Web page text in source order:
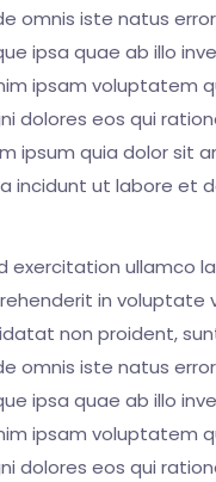
omnis iste natus
ipsa quae ab illo
ipsam voluptatem
dolores eos qui
ipsum quia dolor sit
incidunt ut labore et
exercitation ullamco
in
non proident,
omnis iste natus
ipsa quae ab illo
ipsam voluptatem
dolores eos qui